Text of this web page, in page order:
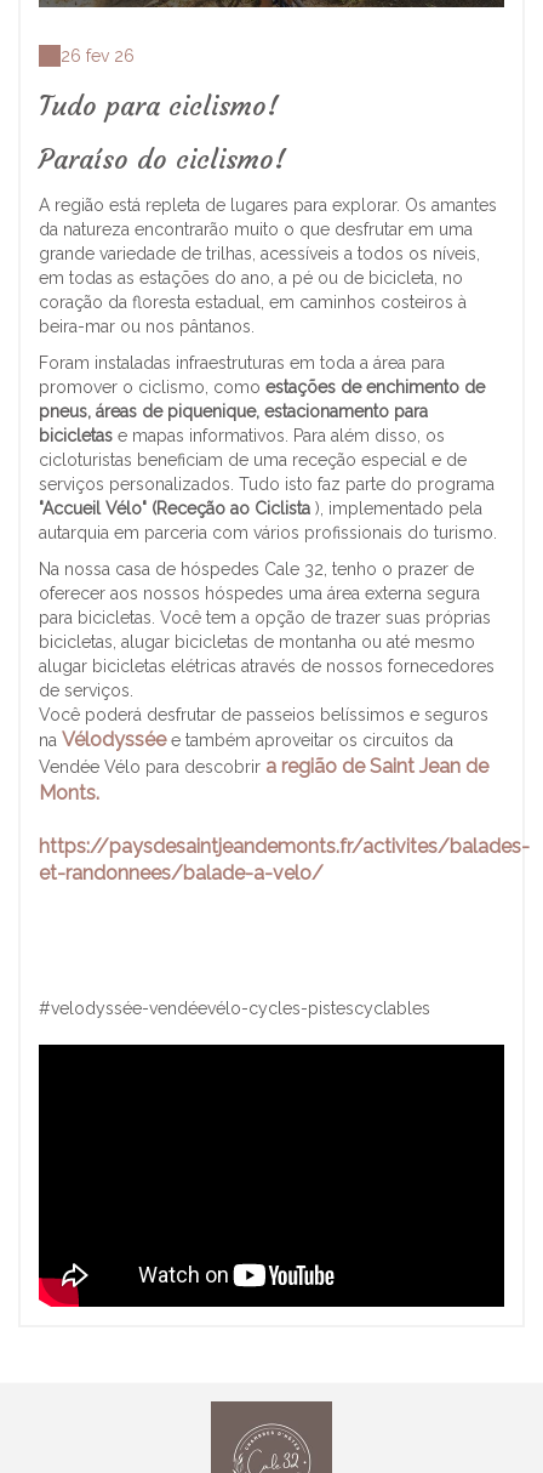
26 fev 26
Tudo para ciclismo!
Paraíso do ciclismo!
A região está repleta de lugares para explorar. Os amantes
da natureza encontrarão muito o que desfrutar em uma
grande variedade de trilhas, acessíveis a todos os níveis,
em todas as estações do ano, a pé ou de bicicleta, no
coração da floresta estadual, em caminhos costeiros à
beira-mar ou nos pântanos.
Foram instaladas infraestruturas em toda a área para
promover o ciclismo, como estações de enchimento de
pneus, áreas de piquenique, estacionamento para
bicicletas e mapas informativos. Para além disso, os
cicloturistas beneficiam de uma receção especial e de
serviços personalizados. Tudo isto faz parte do programa
"Accueil Vélo" (Receção ao Ciclista ), implementado pela
autarquia em parceria com vários profissionais do turismo.
Na nossa casa de hóspedes Cale 32, tenho o prazer de
oferecer aos nossos hóspedes uma área externa segura
para bicicletas. Você tem a opção de trazer suas próprias
bicicletas, alugar bicicletas de montanha ou até mesmo
alugar bicicletas elétricas através de nossos fornecedores
de serviços.
Você poderá desfrutar de passeios belíssimos e seguros
na Vélodysséee também aproveitar os circuitos da
Vendée Vélo para descobrir a região de Saint Jean de
Monts.
https://paysdesaintjeandemonts.fr/activites/balades-
et-randonnees/balade-a-velo/
#velodyssée-vendéevélo-cycles-pistescyclables